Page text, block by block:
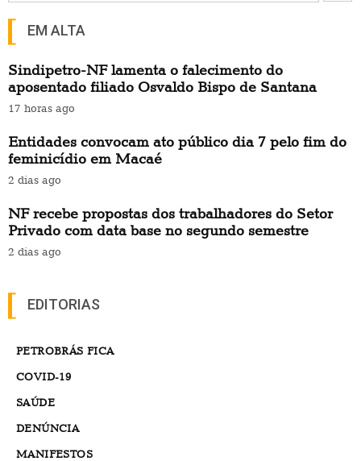
EM ALTA
Sindipetro-NF lamenta o falecimento do
aposentado filiado Osvaldo Bispo de Santana
17 horas ago
Entidades convocam ato público dia 7 pelo fim do
feminicídio em Macaé
2 dias ago
NF recebe propostas dos trabalhadores do Setor
Privado com data base no segundo semestre
2 dias ago
EDITORIAS
PETROBRÁS FICA
COVID-19
SAÚDE
DENÚNCIA
MANIFESTOS